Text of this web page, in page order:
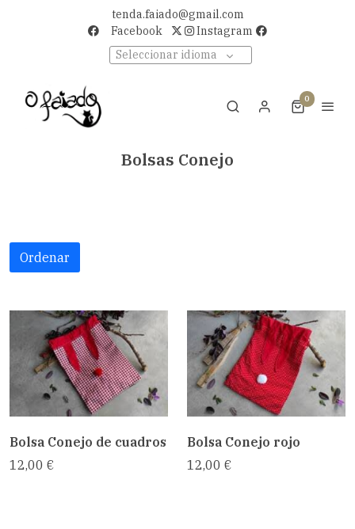
tenda.faiado@gmail.com
Facebook
Instagram
Seleccionar idioma
0
Bolsas Conejo
Ordenar
Bolsa Conejo de cuadros
12,00 €
Bolsa Conejo rojo
12,00 €